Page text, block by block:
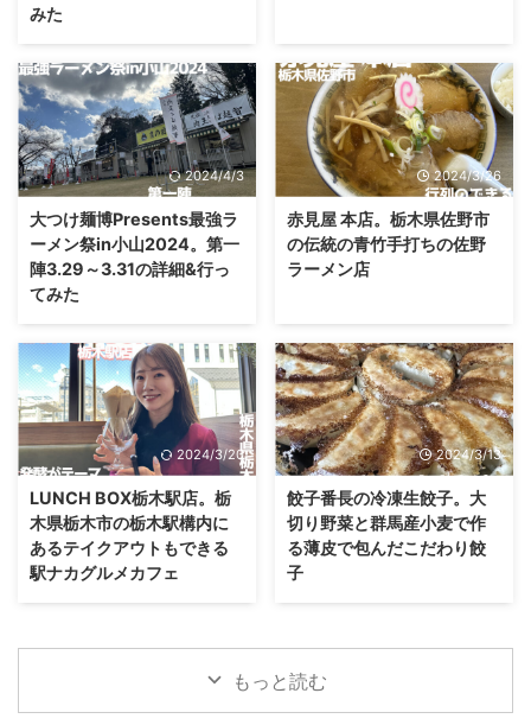
みた
2024/4/3
大つけ麺博Presents最強ラ
ーメン祭in小山2024。第一
陣3.29～3.31の詳細&行っ
てみた
2024/3/26
赤見屋 本店。栃木県佐野市
の伝統の青竹手打ちの佐野
ラーメン店
2024/3/20
LUNCH BOX栃木駅店。栃
木県栃木市の栃木駅構内に
あるテイクアウトもできる
駅ナカグルメカフェ
2024/3/13
餃子番長の冷凍生餃子。大
切り野菜と群馬産小麦で作
る薄皮で包んだこだわり餃
子
もっと読む